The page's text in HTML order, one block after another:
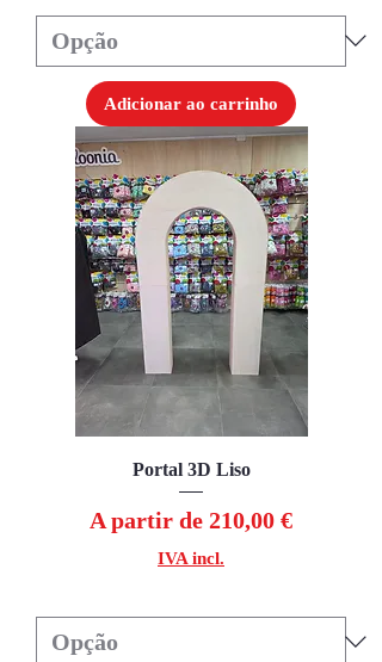
Adicionar ao carrinho
Portal 3D Liso
A partir de 210,00 €
Preço promocional
IVA incl.